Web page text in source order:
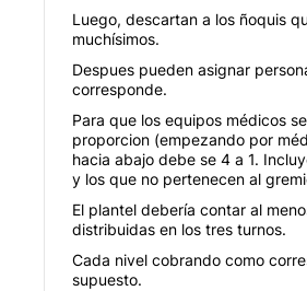
Luego, descartan a los ñoquis
muchísimos.
Despues pueden asignar
corresponde.
Para que los equipos médicos
proporcion (empezando por
hacia abajo debe se 4 a 1.
y los que no pertenecen al
El plantel debería contar al
distribuidas en los tres turnos.
Cada nivel cobrando como
supuesto.